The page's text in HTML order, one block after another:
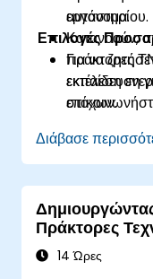
αυτόνομα.
Κατανοούν,
πράκτορες
εκτέλεση
στόχων.
εργαστηρίου.
Επιλογές
Για να
εκπαίδευση
Διάβασε
Πράκτορες
14 Ώρες